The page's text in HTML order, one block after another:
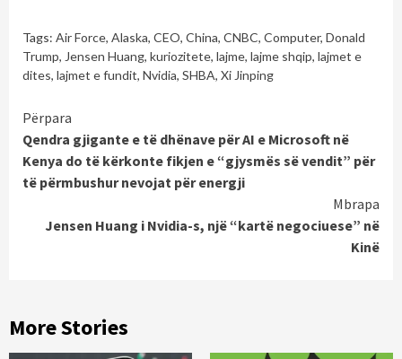
Tags: Air Force, Alaska, CEO, China, CNBC, Computer, Donald
Trump, Jensen Huang, kuriozitete, lajme, lajme shqip, lajmet e
dites, lajmet e fundit, Nvidia, SHBA, Xi Jinping
Continue
Reading
Përpara
Qendra gjigante e të dhënave për AI e Microsoft në
Kenya do të kërkonte fikjen e “gjysmës së vendit” për
të përmbushur nevojat për energji
Mbrapa
Jensen Huang i Nvidia-s, një “kartë negociuese” në
Kinë
More Stories